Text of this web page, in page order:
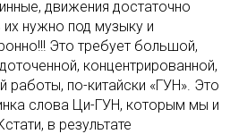
движения достаточно
нужно под музыку и
Это требует большой,
концентрированной,
работы, по-китайски «ГУН». Это
слова Ци-ГУН, которым мы и
в результате